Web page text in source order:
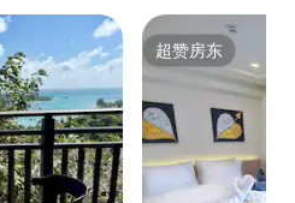
超赞房东
超赞房东